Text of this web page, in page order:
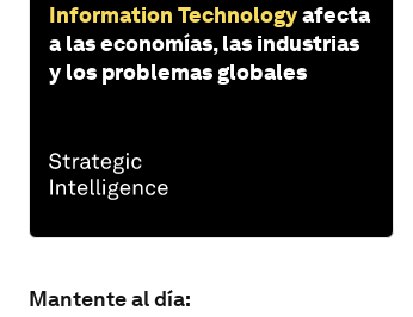
Information Technologyafecta
a las economías, las industrias
y los problemas globales
Mantente al día: